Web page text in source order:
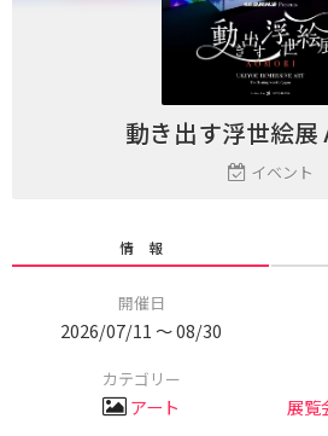
動き出す浮世絵展
イベント
情 報
開催日
2026/07/11 〜 08/30
カテゴリー
アート 展覧